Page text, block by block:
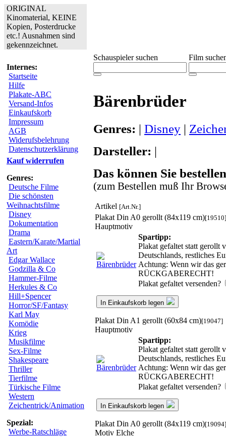
ORIGINAL
Kinomaterial, KEINE
Kopien, Posterdrucke
etc.! Ausnahmen sind
gekennzeichnet.
Internes:
Startseite
Hilfe
Plakate-ABC
Versand-Infos
Einkaufskorb
Impressum
AGB
Widerufsbelehrung
Datenschutzerklärung
Kauf widerrufen
Genres:
Deutsche Filme
Die schönsten
Weihnachtsfilme
Disney
Dokumentation
Drama
Eastern/Karate/Martial
Art
Edgar Wallace
Godzilla & Co
Hammer-Filme
Herkules & Co
Hill+Spencer
Horror/SF/Fantasy
Karl May
Komödie
Krieg
Musikfilme
Sex-Filme
Shakespeare
Thriller
Tierfilme
Türkische Filme
Western
Zeichentrick/Animation
Spezial:
Werbe-Ratschläge
Schauspieler suchen Film
Bärenbrüder
Genres: | Disney |
Darsteller: |
Das können Sie
(zum Bestellen muß Ihr
Artikel [Art.Nr.]
Plakat Din A0 gerollt (84x119 cm)[19510]
Hauptmotiv
Spartipp:
Plakat gefaltet statt gerollt
Deutschlands, restliches
Achtung: Wenn wir das
RÜCKGABERECHT!
Plakat gefaltet versenden?
In Einkaufskorb legen
Plakat Din A1 gerollt (60x84 cm)[19047]
Hauptmotiv
Spartipp:
Plakat gefaltet statt gerollt
Deutschlands, restliches
Achtung: Wenn wir das
RÜCKGABERECHT!
Plakat gefaltet versenden?
In Einkaufskorb legen
Plakat Din A0 gerollt (84x119 cm)[19094]
Motiv Elche